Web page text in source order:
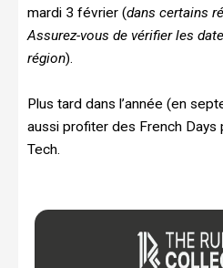
mardi 3 février (dans certains
Assurez-vous de vérifier les
région).
Plus tard dans l’année (en
aussi profiter des French Days
Tech.